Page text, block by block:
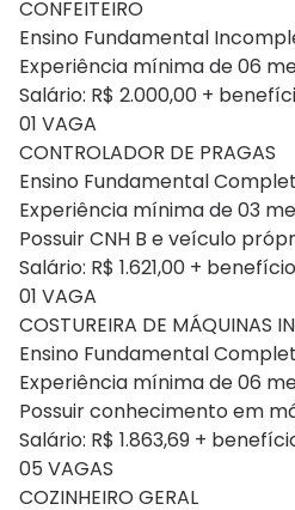
CONFEITEIRO
Ensino Fundamental
Experiência mínima de 06
Salário: R$ 2.000,00 +
01 VAGA
CONTROLADOR DE PRAGAS
Ensino Fundamental
Experiência mínima de 03
Possuir CNH B e veículo
Salário: R$ 1.621,00 +
01 VAGA
COSTUREIRA DE MÁQUINAS
Ensino Fundamental
Experiência mínima de 06
Possuir conhecimento em
Salário: R$ 1.863,69 +
05 VAGAS
COZINHEIRO GERAL